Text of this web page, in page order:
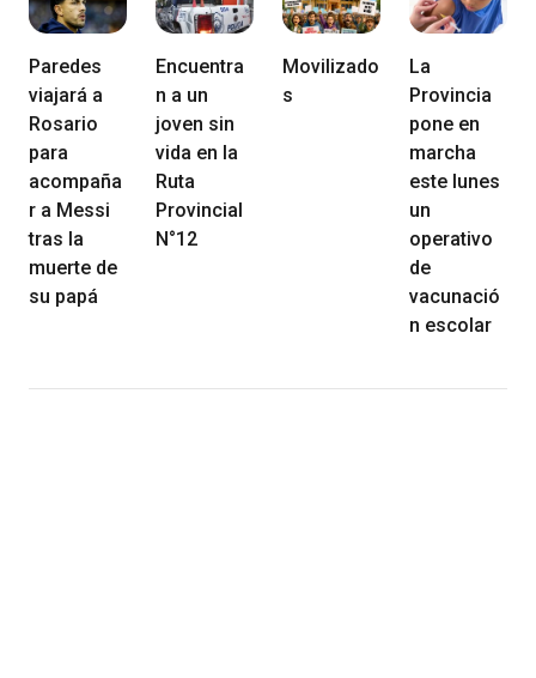
Paredes
viajará a
Rosario
para
acompaña
r a Messi
tras la
muerte de
su papá
Encuentra
n a un
joven sin
vida en la
Ruta
Provincial
N°12
Movilizado
s
La
Provincia
pone en
marcha
este lunes
un
operativo
de
vacunació
n escolar